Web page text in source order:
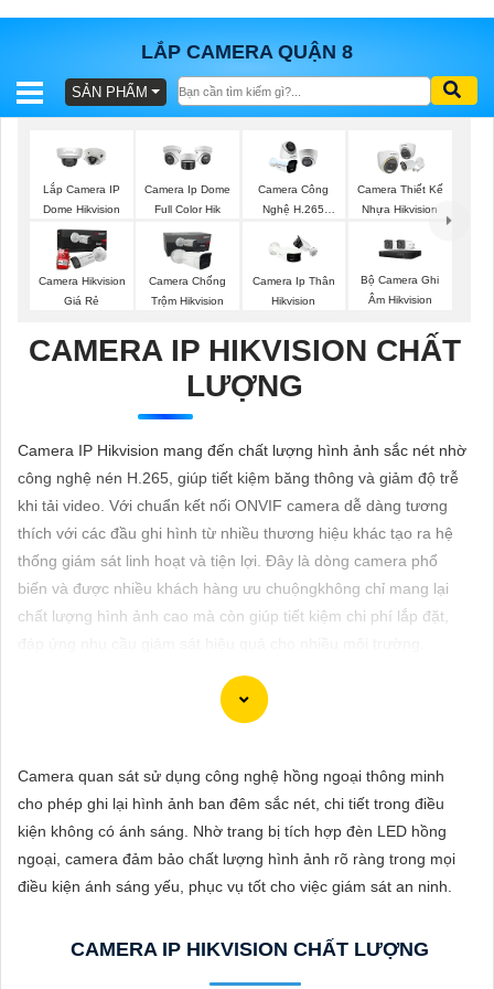
LẮP CAMERA QUẬN 8
BÁO
TRỌN
GÓI
SẢN
LẮP
ĐẶT
PHỤ
KIỆN
VẤN
DỊCH
VỤ
SẢN PHẨM
Lắp Camera IP
Dome Hikvision
Camera Ip Dome
Full Color Hik
Camera Công
Nghệ H.265
Camera Thiết Kế
Nhựa Hikvision
Camera Hikvision
Giá Rẻ
Camera Chống
Trộm Hikvision
Camera Ip Thân
Hikvision
Bộ Camera Ghi
Âm Hikvision
CAMERA IP HIKVISION CHẤT
LƯỢNG
Camera IP Hikvision mang đến chất lượng hình ảnh sắc nét nhờ
công nghệ nén H.265, giúp tiết kiệm băng thông và giảm độ trễ
khi tải video. Với chuẩn kết nối ONVIF camera dễ dàng tương
thích với các đầu ghi hình từ nhiều thương hiệu khác tạo ra hệ
thống giám sát linh hoạt và tiện lợi. Đây là dòng camera phổ
biến và được nhiều khách hàng ưu chuộngkhông chỉ mang lại
chất lượng hình ảnh cao mà còn giúp tiết kiệm chi phí lắp đặt,
phân giải cao để quan sát chi tiết một cách rõ ràng.
Xác định vị trí lắp đặt: Đảm bảo chọn vị trí lắp đặt camera
Camera quan sát sử dụng công nghệ hồng ngoại thông minh
cho phép ghi lại hình ảnh ban đêm sắc nét, chi tiết trong điều
kiện không có ánh sáng. Nhờ trang bị tích hợp đèn LED hồng
ngoại, camera đảm bảo chất lượng hình ảnh rõ ràng trong mọi
điều kiện ánh sáng yếu, phục vụ tốt cho việc giám sát an ninh.
CAMERA IP HIKVISION CHẤT LƯỢNG